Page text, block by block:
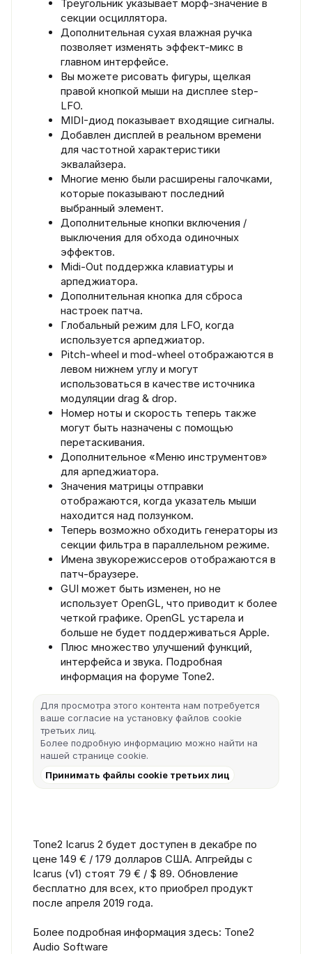
Треугольник указывает морф-значение в
секции осциллятора.
Дополнительная сухая влажная ручка
позволяет изменять эффект-микс в
главном интерфейсе.
Вы можете рисовать фигуры, щелкая
правой кнопкой мыши на дисплее step-
LFO.
MIDI-диод показывает входящие сигналы.
Добавлен дисплей в реальном времени
для частотной характеристики
эквалайзера.
Многие меню были расширены галочками,
которые показывают последний
выбранный элемент.
Дополнительные кнопки включения /
выключения для обхода одиночных
эффектов.
Midi-Out поддержка клавиатуры и
арпеджиатора.
Дополнительная кнопка для сброса
настроек патча.
Глобальный режим для LFO, когда
используется арпеджиатор.
Pitch-wheel и mod-wheel отображаются в
левом нижнем углу и могут
использоваться в качестве источника
модуляции drag & drop.
Номер ноты и скорость теперь также
могут быть назначены с помощью
перетаскивания.
Дополнительное «Меню инструментов»
для арпеджиатора.
Значения матрицы отправки
отображаются, когда указатель мыши
находится над ползунком.
Теперь возможно обходить генераторы из
секции фильтра в параллельном режиме.
Имена звукорежиссеров отображаются в
патч-браузере.
GUI может быть изменен, но не
использует OpenGL, что приводит к более
четкой графике. OpenGL устарела и
больше не будет поддерживаться Apple.
Плюс множество улучшений функций,
интерфейса и звука. Подробная
информация на форуме Tone2.
Для просмотра этого контента нам потребуется
ваше согласие на установку файлов cookie
третьих лиц.
Более подробную информацию можно найти на
нашей странице cookie.
Принимать файлы cookie третьих лиц
Tone2 Icarus 2 будет доступен в декабре по
цене 149 € / 179 долларов США. Апгрейды с
Icarus (v1) стоят 79 € / $ 89. Обновление
бесплатно для всех, кто приобрел продукт
после апреля 2019 года.
Более подробная информация здесь: Tone2
Audio Software